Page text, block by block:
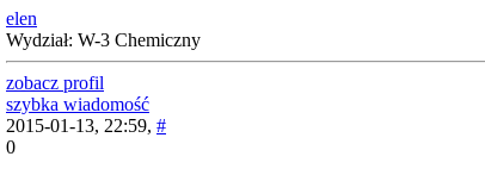
elen
Wydział: W-3 Chemiczny
zobacz profil
szybka wiadomość
2015-01-13, 22:59, #
0